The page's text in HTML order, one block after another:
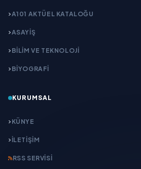
A101 AKTÜEL KATALOĞU
ASAYİŞ
BİLİM VE TEKNOLOJİ
BİYOGRAFİ
KURUMSAL
KÜNYE
İLETIŞIM
RSS SERVISI